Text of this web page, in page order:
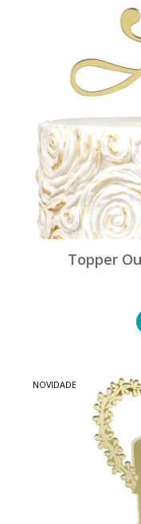
Topper
NOVIDADE